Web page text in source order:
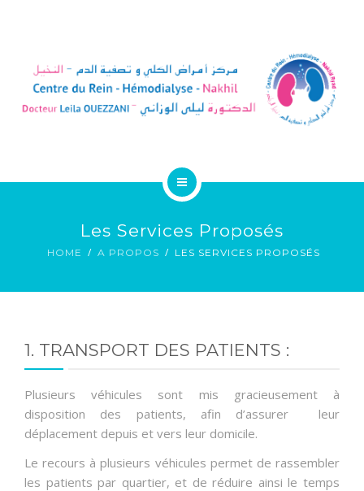
RENDEZ-VOUS
CONTACTEZ-NOUS
Les Services Proposés
HOME A PROPOS LES SERVICES PROPOSÉS
1. TRANSPORT DES PATIENTS :
Plusieurs véhicules sont mis gracieusement à
disposition des patients, afin d’assurer leur
déplacement depuis et vers leur domicile.
Le recours à plusieurs véhicules permet de rassembler
les patients par quartier, et de réduire ainsi le temps